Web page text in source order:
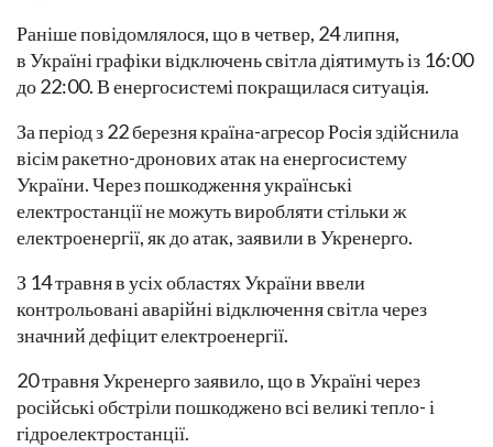
Раніше повідомлялося, що в четвер, 24 липня,
в Україні графіки відключень світла діятимуть із 16:00
до 22:00. В енергосистемі покращилася ситуація.
За період з 22 березня країна-агресор Росія здійснила
вісім ракетно-дронових атак на енергосистему
України. Через пошкодження українські
електростанції не можуть виробляти стільки ж
електроенергії, як до атак, заявили в Укренерго.
З 14 травня в усіх областях України ввели
контрольовані аварійні відключення світла через
значний дефіцит електроенергії.
20 травня Укренерго заявило, що в Україні через
російські обстріли пошкоджено всі великі тепло- і
гідроелектростанції.